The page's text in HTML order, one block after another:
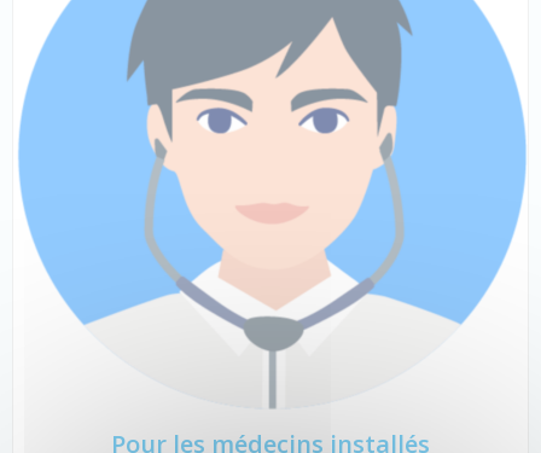
Pour les médecins installés